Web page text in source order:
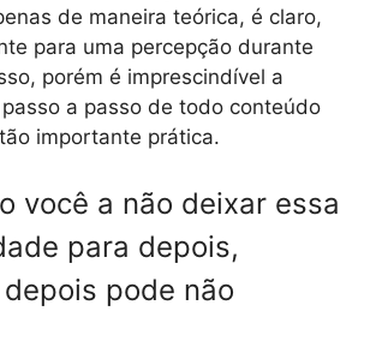
de maneira teórica, é claro,
para uma percepção durante
porém é imprescindível a
a passo de todo conteúdo
importante prática.
você a não deixar essa
para depois,
pode não